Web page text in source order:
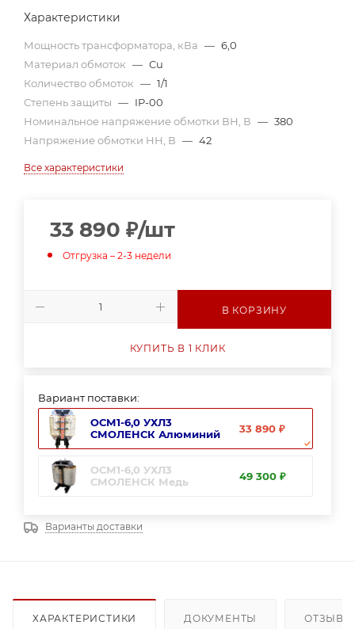
Характеристики
Мощность трансформатора, кВа — 6,0
Материал обмоток — Cu
Количество обмоток — 1/1
Степень защиты — IP-00
Номинальное напряжение обмотки ВН, В — 380
Напряжение обмотки НН, В — 42
Все характеристики
33 890 ₽/шт
Отгрузка – 2-3 недели
В КОРЗИНУ
КУПИТЬ В 1 КЛИК
Вариант поставки:
ОСМ1-6,0 УХЛ3
СМОЛЕНСК Алюминий
33 890 ₽
ОСМ1-6,0 УХЛ3
СМОЛЕНСК Медь
49 300 ₽
Варианты доставки
ХАРАКТЕРИСТИКИ ДОКУМЕНТЫ ОТЗЫВЫ